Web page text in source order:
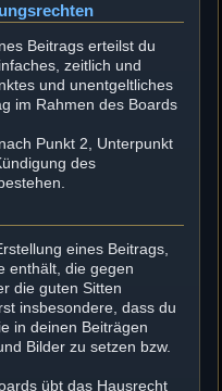
Beitrags erteilst du
zeitlich und
und unentgeltliches
im Rahmen des Boards
Punkt 2, Unterpunkt
des
eines Beitrags,
enthält, die gegen
die guten Sitten
insbesondere, dass du
in deinen Beiträgen
Bilder zu setzen bzw.
übt das Hausrecht